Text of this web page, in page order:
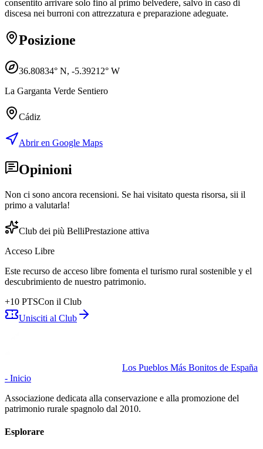
consentito arrivare solo fino al primo belvedere, salvo in caso di
discesa nei burroni con attrezzatura e preparazione adeguate.
Posizione
36.80834° N, -5.39212° W
La Garganta Verde Sentiero
Cádiz
Abrir en Google Maps
Opinioni
Non ci sono ancora recensioni. Se hai visitato questa risorsa, sii il
primo a valutarla!
Club dei più BelliPrestazione attiva
Acceso Libre
Este recurso de acceso libre fomenta el turismo rural sostenible y el
descubrimiento de nuestro patrimonio.
+10 PTSCon il Club
Unisciti al Club
Los Pueblos Más Bonitos de España
- Inicio
Associazione dedicata alla conservazione e alla promozione del
patrimonio rurale spagnolo dal 2010.
Esplorare